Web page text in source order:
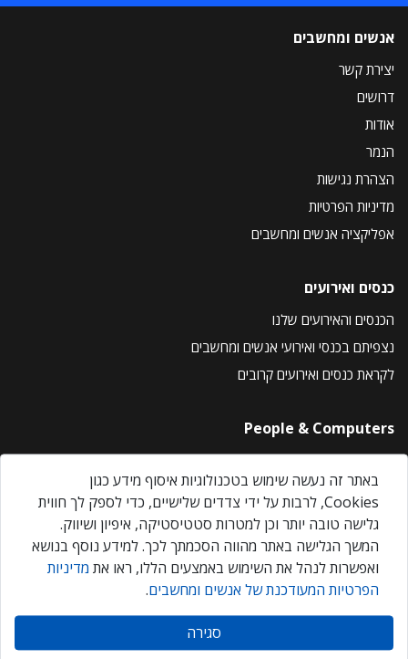
אנשים ומחשבים
יצירת קשר
דרושים
אודות
הנמר
הצהרת נגישות
מדיניות הפרטיות
אפליקציה אנשים ומחשבים
כנסים ואירועים
הכנסים והאירועים שלנו
נצפיתם בכנסי ואירועי אנשים ומחשבים
לקראת כנסים ואירועים קרובים
People & Computers
About Us
Privacy Policy
Contact Us
Our Events
אנשים ומחשבים © 2026 – כל הזכויות שמורות
באתר זה נעשה שימוש בטכנולוגיות איסוף מידע כגון
Cookies, לרבות על ידי צדדים שלישיים, כדי לספק לך חווית
גלישה טובה יותר וכן למטרות סטטיסטיקה, איפיון ושיווק.
המשך הגלישה באתר מהווה הסכמתך לכך. למידע נוסף בנושא
ואפשרות לנהל את השימוש באמצעים הללו, ראו את מדיניות
הפרטיות המעודכנת של אנשים ומחשבים.
סגירה